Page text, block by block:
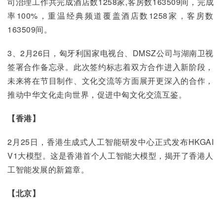
率100%，重温经典频道覆盖酒店数1258家，客房数
163509间。
3、2月26日，匈牙利国家电视台、DMSZ公司与湖南卫视
签署合作备忘录。此次签约标志着双方合作进入新阶段，
未来将在节目制作、文化交流等方面展开更深入的合作，
推动中华文化走向世界，促进中匈文化交流互鉴。
【香港】
2月25日，香港生成式人工智能研发中心正式发布HKGAI
V1大模型。这是香港首个人工智能大模型，揭开了香港人
工智能发展的新篇章。
【北京】